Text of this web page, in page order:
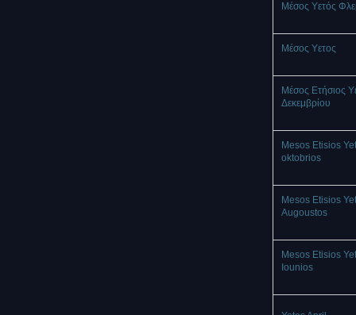
Μέσος Υετός
Mέσος Υετος
Μέσος Ετήσιος
Δεκεμβρίου
Mesos Etisios
oktobrios
Mesos Etisios
Augoustos
Mesos Etisios
Iounios